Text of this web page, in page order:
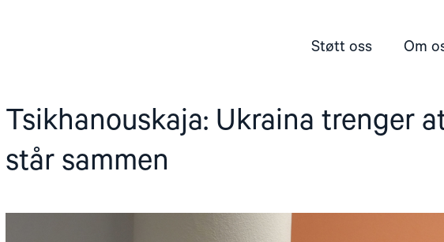
Støtt oss Om
Tsikhanouskaja: Ukraina trenger
står sammen